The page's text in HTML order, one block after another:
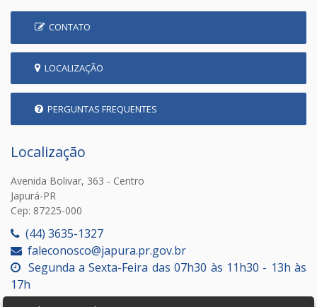
CONTATO
LOCALIZAÇÃO
PERGUNTAS FREQUENTES
Localização
Avenida Bolivar, 363 - Centro
Japurá-PR
Cep: 87225-000
(44) 3635-1327
faleconosco@japura.pr.gov.br
Segunda a Sexta-Feira das 07h30 às 11h30 - 13h às
17h